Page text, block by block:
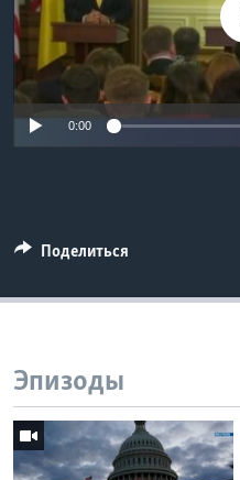
Learning English
СОЦИАЛЬНЫЕ СЕТИ
No media
0:00
Поделиться
Эпизоды